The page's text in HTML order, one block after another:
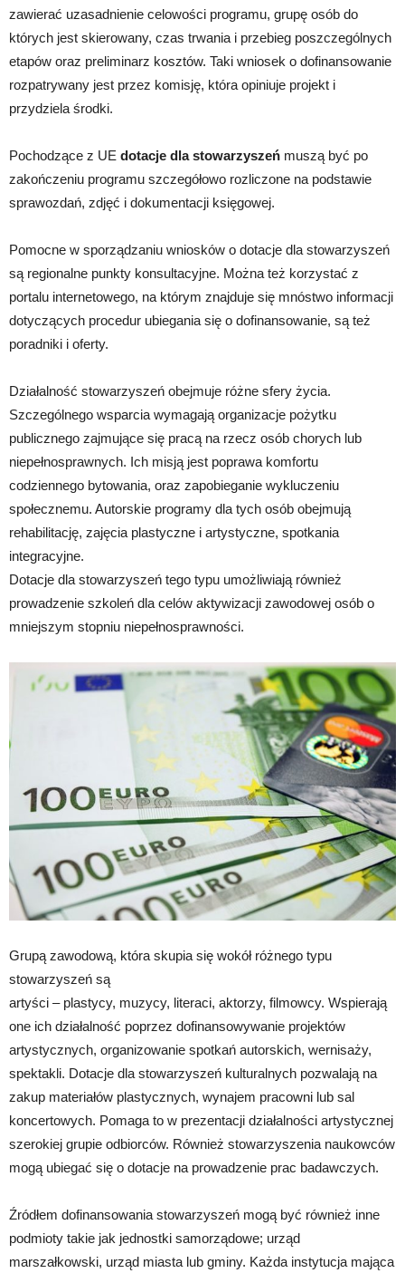
zawierać uzasadnienie celowości programu, grupę osób do
których jest skierowany, czas trwania i przebieg poszczególnych
etapów oraz preliminarz kosztów. Taki wniosek o dofinansowanie
rozpatrywany jest przez komisję, która opiniuje projekt i
przydziela środki.
Pochodzące z UE dotacje dla stowarzyszeń muszą być po
zakończeniu programu szczegółowo rozliczone na podstawie
sprawozdań, zdjęć i dokumentacji księgowej.
Pomocne w sporządzaniu wniosków o dotacje dla stowarzyszeń
są regionalne punkty konsultacyjne. Można też korzystać z
portalu internetowego, na którym znajduje się mnóstwo informacji
dotyczących procedur ubiegania się o dofinansowanie, są też
poradniki i oferty.
Działalność stowarzyszeń obejmuje różne sfery życia.
Szczególnego wsparcia wymagają organizacje pożytku
publicznego zajmujące się pracą na rzecz osób chorych lub
niepełnosprawnych. Ich misją jest poprawa komfortu
codziennego bytowania, oraz zapobieganie wykluczeniu
społecznemu. Autorskie programy dla tych osób obejmują
rehabilitację, zajęcia plastyczne i artystyczne, spotkania
integracyjne.
Dotacje dla stowarzyszeń tego typu umożliwiają również
prowadzenie szkoleń dla celów aktywizacji zawodowej osób o
mniejszym stopniu niepełnosprawności.
Grupą zawodową, która skupia się wokół różnego typu
stowarzyszeń są
artyści – plastycy, muzycy, literaci, aktorzy, filmowcy. Wspierają
one ich działalność poprzez dofinansowywanie projektów
artystycznych, organizowanie spotkań autorskich, wernisaży,
spektakli. Dotacje dla stowarzyszeń kulturalnych pozwalają na
zakup materiałów plastycznych, wynajem pracowni lub sal
koncertowych. Pomaga to w prezentacji działalności artystycznej
szerokiej grupie odbiorców. Również stowarzyszenia naukowców
mogą ubiegać się o dotacje na prowadzenie prac badawczych.
Źródłem dofinansowania stowarzyszeń mogą być również inne
podmioty takie jak jednostki samorządowe; urząd
marszałkowski, urząd miasta lub gminy. Każda instytucja mająca